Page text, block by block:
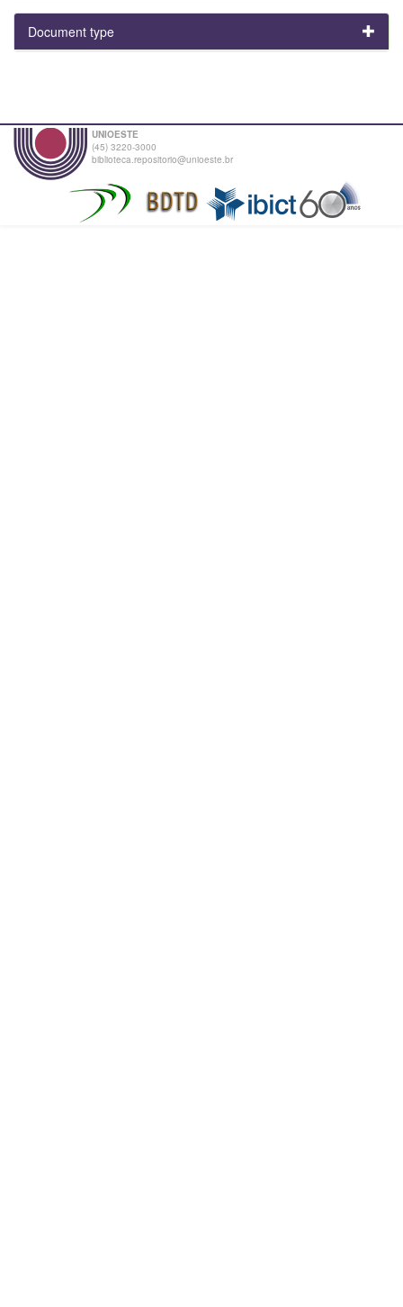
Document type
UNIOESTE
(45) 3220-3000
biblioteca.repositorio@unioeste.br